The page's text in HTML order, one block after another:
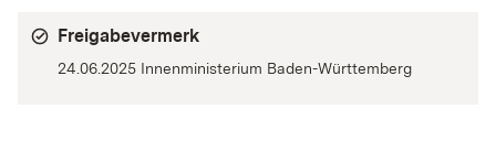
Freigabevermerk
24.06.2025 Innenministerium Baden-Württemberg